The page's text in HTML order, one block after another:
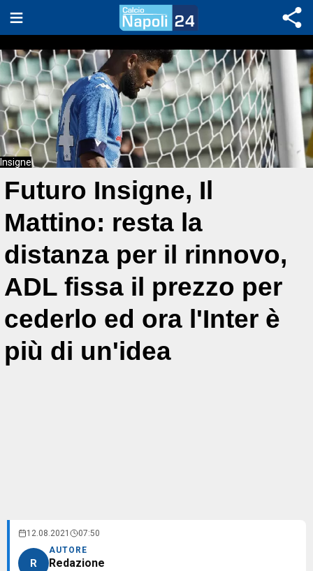
Insigne
Futuro Insigne, Il
Mattino: resta la
distanza per il rinnovo,
ADL fissa il prezzo per
cederlo ed ora l'Inter è
più di un'idea
12.08.2021 07:50
R
AUTORE
Redazione